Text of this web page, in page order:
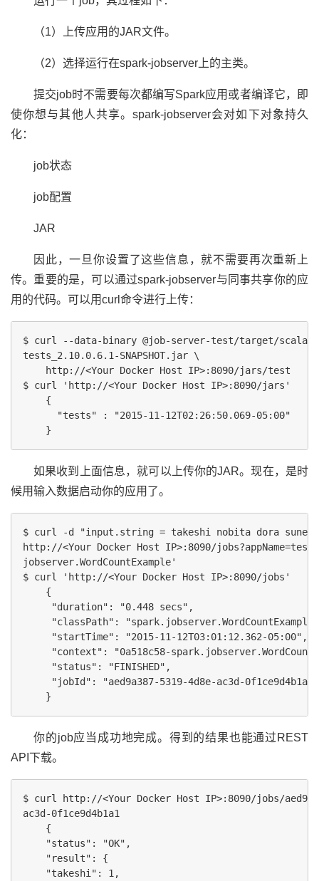
（1）上传应用的JAR文件。
（2）选择运行在spark-jobserver上的主类。
提交job时不需要每次都编写Spark应用或者编译它，即
使你想与其他人共享。spark-jobserver会对如下对象持久
化：
job状态
job配置
JAR
因此，一旦你设置了这些信息，就不需要再次重新上
传。重要的是，可以通过spark-jobserver与同事共享你的应
用的代码。可以用curl命令进行上传：
$ curl --data-binary @job-server-test/target/scala-
tests_2.10.0.6.1-SNAPSHOT.jar \
    http://<Your Docker Host IP>:8090/jars/test
$ curl 'http://<Your Docker Host IP>:8090/jars'
    {
      "tests" : "2015-11-12T02:26:50.069-05:00"
如果收到上面信息，就可以上传你的JAR。现在，是时
候用输入数据启动你的应用了。
$ curl -d "input.string = takeshi nobita dora suneo
http://<Your Docker Host IP>:8090/
jobserver.WordCountExample'
$ curl 'http://<Your Docker Host IP>:8090/jobs'
    {
     "duration": "0.448 secs",
"classPath":
     "startTime": "2015-11-12T03:01:12.362-05:00",
"context": "0a518c58-
     "status": "FINISHED",
     "jobId": "aed9a387-5319-4d8e-ac3d-0f1ce9d4b1a1"
你的job应当成功地完成。得到的结果也能通过REST
API下载。
$ curl http://<Your Docker Host IP>:8090/jobs/
ac3d-0f1ce9d4b1a1
    {
    "status": "OK",
    "result": {
    "takeshi": 1,